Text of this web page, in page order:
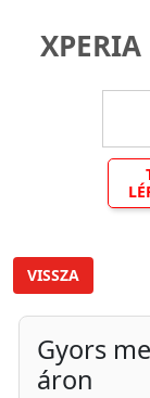
VISSZA
Gyors
áron